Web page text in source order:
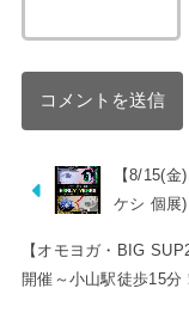
【8/15(
ケシ 個展)
【オモヨガ・BIG
開催～小山駅徒歩15分